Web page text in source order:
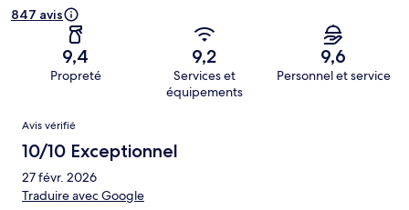
847 avis
9,4
Propreté
9,2
Services et
équipements
9,6
Personnel et service
Avis
Avis vérifié
10/10 Exceptionnel
27 févr. 2026
Traduire avec Google